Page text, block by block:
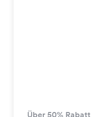
Über 50% Rabatt